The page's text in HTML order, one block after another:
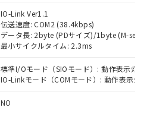
IO-Link Ver1.1
伝送速度: COM2 (38.4kbps)
データ長: 2byte (PDサイズ)/1byte (M-
最小サイクルタイム: 2.3ms
標準I/Oモード（SIOモード）: 動作表示灯(
IO-Linkモード（COMモード）: 動作表示
NO